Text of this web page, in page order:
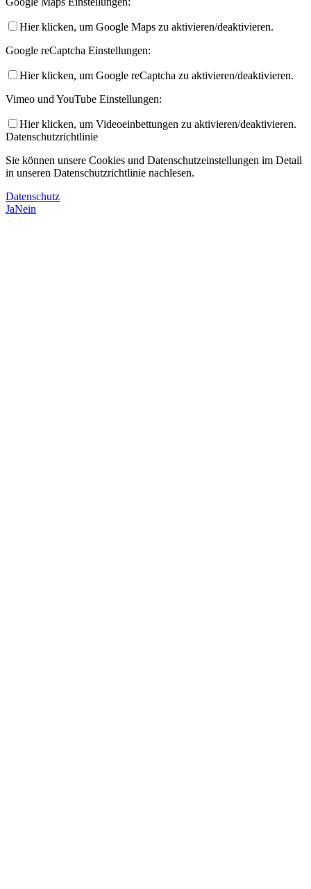
Hier klicken, um Google Maps zu aktivieren/deaktivieren.
Google reCaptcha Einstellungen:
Hier klicken, um Google reCaptcha zu aktivieren/deaktivieren.
Vimeo und YouTube Einstellungen:
Hier klicken, um Videoeinbettungen zu aktivieren/deaktivieren.
Datenschutzrichtlinie
Sie können unsere Cookies und Datenschutzeinstellungen im Detail
in unseren Datenschutzrichtlinie nachlesen.
Datenschutz
JaNein